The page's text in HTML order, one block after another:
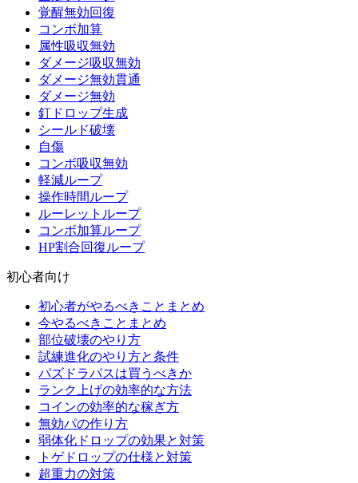
覚醒無効回復
コンボ加算
属性吸収無効
ダメージ吸収無効
ダメージ無効貫通
ダメージ無効
釘ドロップ生成
シールド破壊
自傷
コンボ吸収無効
軽減ループ
操作時間ループ
ルーレットループ
コンボ加算ループ
HP割合回復ループ
初心者向け
初心者がやるべきことまとめ
今やるべきことまとめ
部位破壊のやり方
試練進化のやり方と条件
パズドラパスは買うべきか
ランク上げの効率的な方法
コインの効率的な稼ぎ方
無効パの作り方
弱体化ドロップの効果と対策
トゲドロップの仕様と対策
超重力の対策